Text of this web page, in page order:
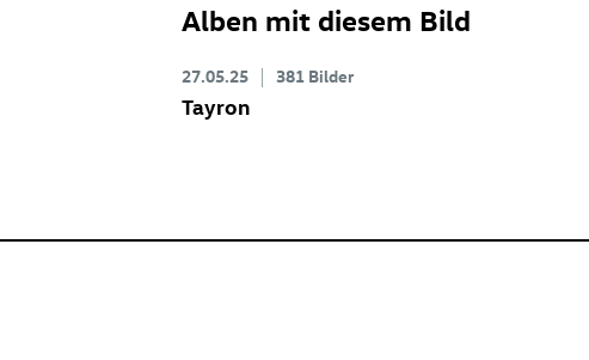
Alben mit diesem Bild
27.05.25 381 Bilder
Tayron